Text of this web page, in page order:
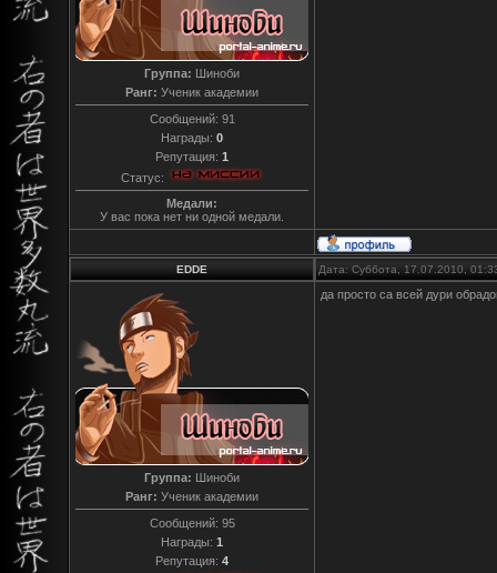
Группа: Шиноби
Ранг: Ученик академии
Сообщений: 91
Награды: 0
Репутация: 1
Статус:
Медали:
У вас пока нет ни одной медали.
EDDE Дата: Суббота, 17.07.2010,
Группа: Шиноби
Ранг: Ученик академии
Сообщений: 95
Награды: 1
Репутация: 4
да просто са всей дури